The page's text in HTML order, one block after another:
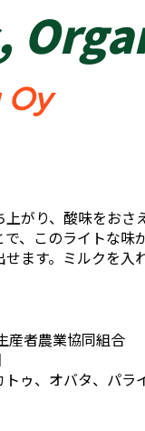
Oy
がり、酸味をお
、このライトな
ます。ミルクを入
産者農業協同組合
ゥ、オバタ、パラ